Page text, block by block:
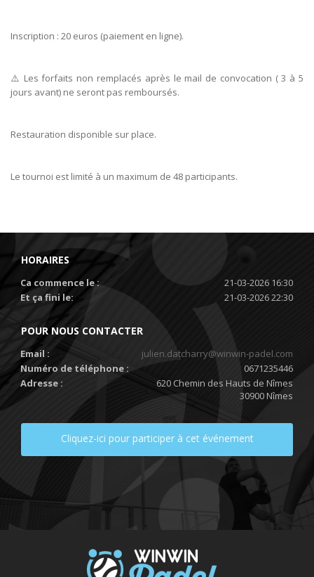
Inscription : 20 euros (paiement en ligne).
⚠️ Les forfaits non remplacés après le mail de convocation ( 3 à 5
jours avant) ne seront pas remboursés.
Restauration disponible sur place.
Le tournoi est limité à un maximum de 48 participants.
HORAIRES
Ca commence le :
21-03-2026 16:30
Et ça fini le:
21-03-2026 22:30
POUR NOUS CONTACTER
Email :
julien.datcharry@winwin-padel.com
Numéro de téléphone :
0671235446
Adresse :
620 Chemin des Hauts de Nîmes
30900 Nîmes
Cliquez-ici pour participer à cet événement